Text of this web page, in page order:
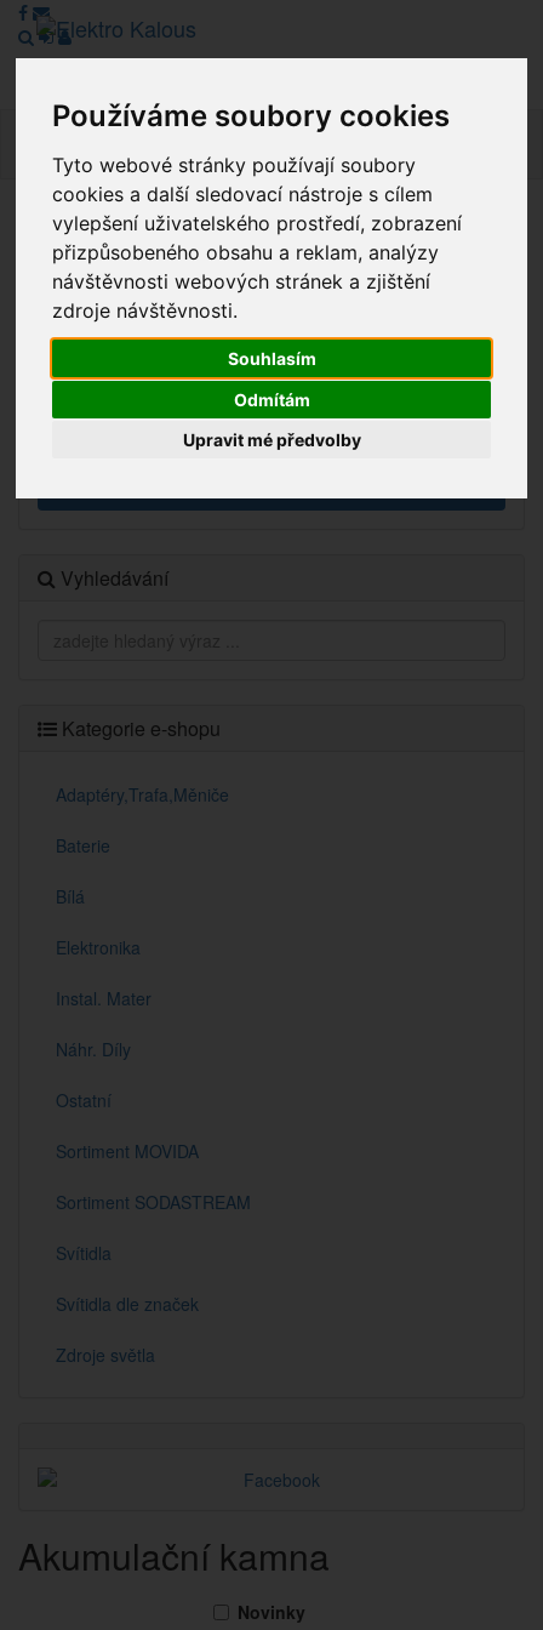
Používáme soubory cookies
Tyto webové stránky používají soubory
cookies a další sledovací nástroje s cílem
vylepšení uživatelského prostředí, zobrazení
přizpůsobeného obsahu a reklam, analýzy
návštěvnosti webových stránek a zjištění
zdroje návštěvnosti.
Souhlasím
Odmítám
Upravit mé předvolby
Vážení zákazníci, v tuto chvíli je Náš internetový obchod v
režimu Katalogu. Objednávky on-line nyní nelze vyřídit.
Děkujeme za pochopení.
Výprodej
Vyhledávání
Kategorie e-shopu
Adaptéry,Trafa,Měniče
Baterie
Bílá
Elektronika
Instal. Mater
Náhr. Díly
Ostatní
Sortiment MOVIDA
Sortiment SODASTREAM
Svítidla
Svítidla dle značek
Zdroje světla
Akumulační kamna
Novinky